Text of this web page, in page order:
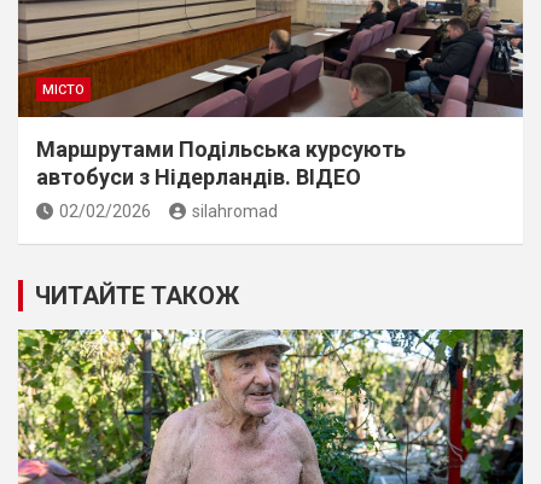
МІСТО
Маршрутами Подільська курсують
автобуси з Нідерландів. ВІДЕО
02/02/2026 silahromad
ЧИТАЙТЕ ТАКОЖ